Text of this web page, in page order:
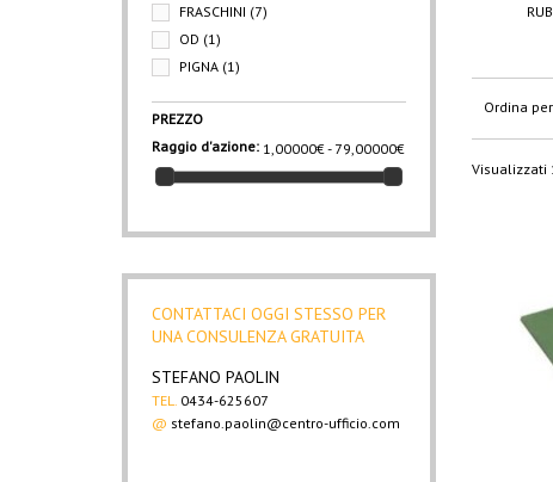
FRASCHINI (7)
OD (1)
PIGNA (1)
PREZZO
Raggio d'azione: 1,00000€ - 79,00000€
CONTATTACI OGGI STESSO PER
UNA CONSULENZA GRATUITA
STEFANO PAOLIN
TEL.
0434-625607
@ stefano.paolin@centro-ufficio.com
Ordina per
Visualizzati